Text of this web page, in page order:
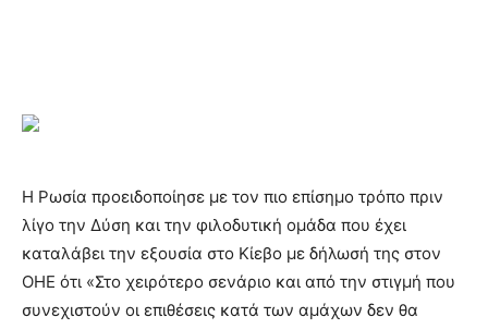
Η Ρωσία προειδοποίησε με τον πιο επίσημο τρόπο πριν
λίγο την Δύση και την φιλοδυτική ομάδα που έχει
καταλάβει την εξουσία στο Κίεβο με δήλωσή της στον
ΟΗΕ ότι «Στο χειρότερο σενάριο και από την στιγμή που
συνεχιστούν οι επιθέσεις κατά των αμάχων δεν θα